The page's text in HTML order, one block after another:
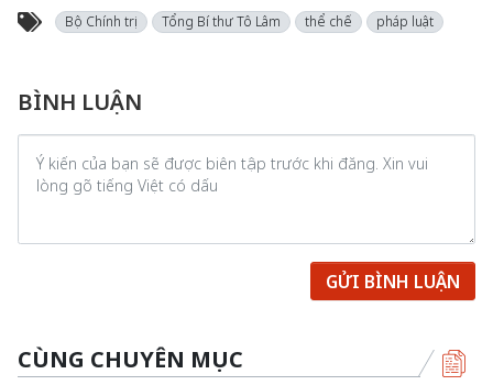
Bộ Chính trị Tổng Bí thư Tô Lâm thể chế pháp luật
BÌNH LUẬN
GỬI BÌNH LUẬN
CÙNG CHUYÊN MỤC